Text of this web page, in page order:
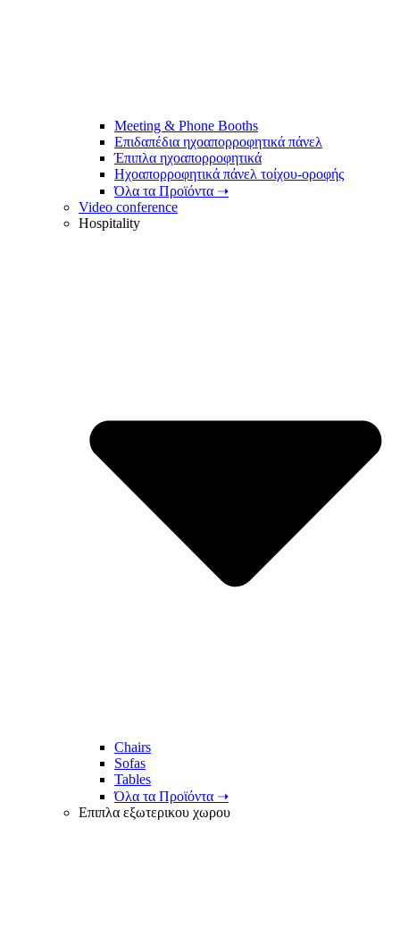
Meeting & Phone Booths
Επιδαπέδια ηχοαπορροφητικά πάνελ
Έπιπλα ηχοαπορροφητικά
Ηχοαπορροφητικά πάνελ τοίχου-οροφής
Όλα τα Προϊόντα ➝
Video conference
Hospitality
Chairs
Sofas
Tables
Όλα τα Προϊόντα ➝
Επιπλα εξωτερικου χωρου